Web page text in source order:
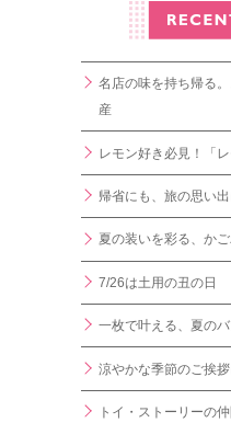
名店の味を持ち帰る
産
レモン好き必見！「
帰省にも、旅の思い
夏の装いを彩る、か
7/26は土用の丑の日
一枚で叶える、夏の
涼やかな季節のご挨
トイ・ストーリーの